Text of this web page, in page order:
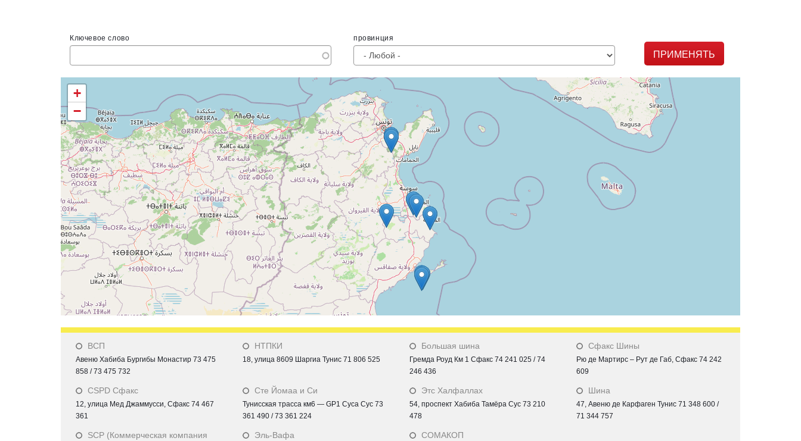
Ключевое слово провинция
+
−
ВСП
Авеню Хабиба Бургибы Монастир 73 475
858 / 73 475 732
НТПКИ
18, улица 8609 Шаргиа Тунис 71 806 525
Большая шина
Гремда Роуд Км 1 Сфакс 74 241 025 / 74
246 436
Сфакс Шины
Рю де Мартирс – Рут де Габ, Сфакс 74 242
609
CSPD Сфакс
12, улица Мед Джаммусси, Сфакс 74 467
361
Сте Йомаа и Си
Тунисская трасса км6 — GP1 Сусa Сус 73
361 490 / 73 361 224
Этс Халфаллах
54, проспект Хабиба Тамёра Сус 73 210
478
Шина
47, Авеню де Карфаген Тунис 71 348 600 /
71 344 757
SCP (Коммерческая компания
Эль-Вафа СОМАКОП